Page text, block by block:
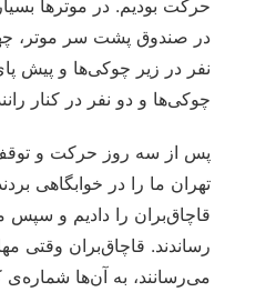
حرکت بودیم. در موترها
در صندوق پشت سر موتر،
نفر در زیر چوکی‌ها و پیش
چوکی‌ها و دو نفر در کنار
پس از سه روز حرکت و توقف
تهران ما را در خوابگاهی
قاچاق‌بران را دادیم و سپس
رساندند. قاچاق‌بران وقتی
می‌رسانند، به آن‌ها شماره‌ی